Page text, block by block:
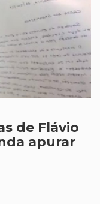
de Flávio
apurar